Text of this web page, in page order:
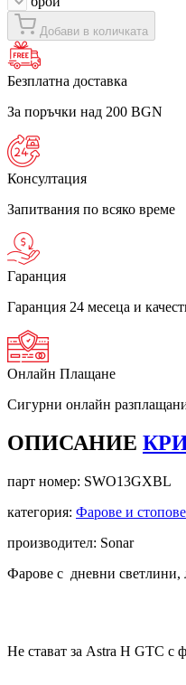
Добави в количката
Безплатна доставка
За поръчки над 200 BGN
Консултация
Запитвания по всяко време
Гаранция
Гаранция 24 месеца и
Онлайн Плащане
Сигурни онлайн
ОПИСАНИЕ
парт номер: SWO13GXBL
категория: Фарове и стопове
производител: Sonar
Фарове с дневни светлини,
Не стават за Astra H GTC с